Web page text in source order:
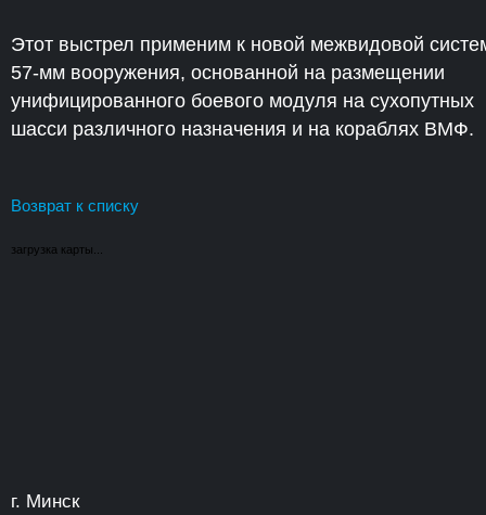
Этот выстрел применим к новой межвидовой
57-мм вооружения, основанной на размещении
унифицированного боевого модуля на сухопутных
шасси различного назначения и на кораблях ВМФ.
Возврат к списку
загрузка карты...
г. Минск